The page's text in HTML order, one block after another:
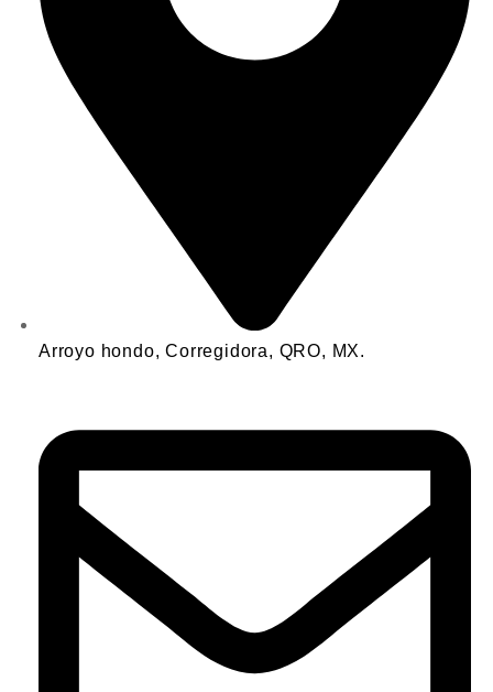
Arroyo hondo, Corregidora, QRO, MX.